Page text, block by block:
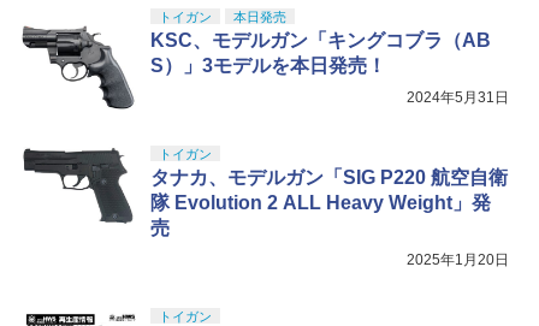
トイガン 本日発売
KSC、モデルガン「キングコブラ（AB
S）」3モデルを本日発売！
2024年5月31日
トイガン
タナカ、モデルガン「SIG P220 航空自衛
隊 Evolution 2 ALL Heavy Weight」発
売
2025年1月20日
トイガン